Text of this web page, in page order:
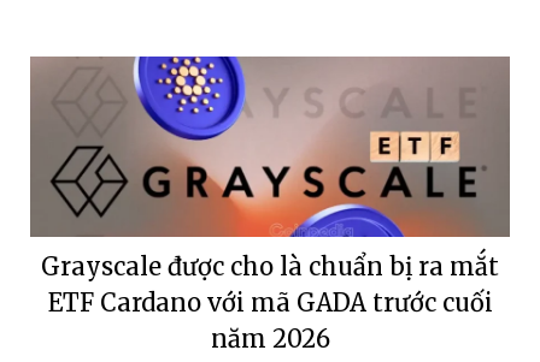
Grayscale được cho là chuẩn bị ra mắt
ETF Cardano với mã GADA trước cuối
năm 2026